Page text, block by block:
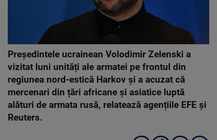
Președintele ucrainean Volodimir Zelenski a
vizitat luni unități ale armatei pe frontul din
regiunea nord-estică Harkov și a acuzat că
mercenari din țări africane și asiatice luptă
alături de armata rusă, relatează agențiile EFE și
Reuters.